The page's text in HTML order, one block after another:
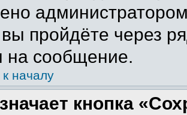
вы пройдёте через
на сообщение.
началу
кнопка